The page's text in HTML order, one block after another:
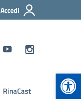
Accedi
RinaCast